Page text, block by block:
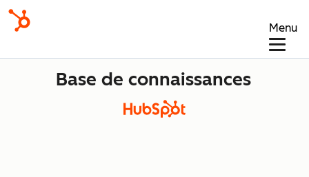
Menu
Base de connaissances